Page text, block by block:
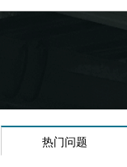
热门问题